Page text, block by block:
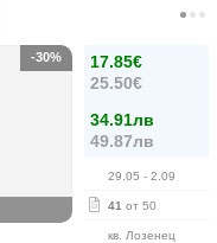
17.85€
25.50€
34.91лв
49.87лв
29.05 - 2.09
41 от 50
кв. Лозенец
-30%